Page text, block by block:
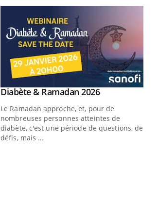
Youtube
Diabète & Ramadan 2026Youtube
Le Ramadan approche, et, pour de
nombreuses personnes atteintes de
diabète, c'est une période de questions, de
défis, mais ...